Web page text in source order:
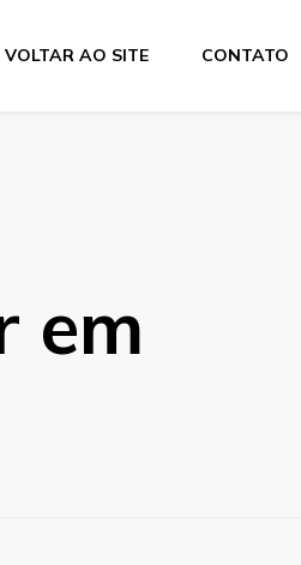
VOLTAR AO SITE CONTATO
em